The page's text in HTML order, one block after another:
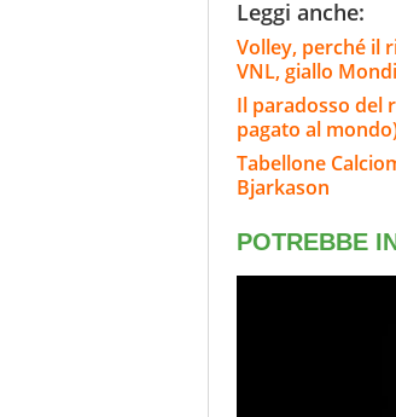
Leggi anche:
Volley, perché il
VNL, giallo
Il paradosso del
pagato al
Tabellone
Bjarkason